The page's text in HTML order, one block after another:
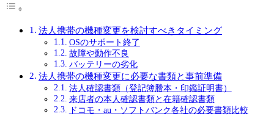
法人携帯の機種変更を検討すべきタイミング
OSのサポート終了
故障や動作不良
バッテリーの劣化
法人携帯の機種変更に必要な書類と事前準備
法人確認書類（登記簿謄本・印鑑証明書）
来店者の本人確認書類と在籍確認書類
ドコモ・au・ソフトバンク各社の必要書類比較